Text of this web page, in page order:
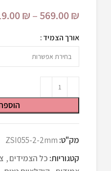
569.00₪
–
₪
אורך הצמיד
מק"ט: ZSI055-2-2mm
קטגוריות: כל הצמידים,